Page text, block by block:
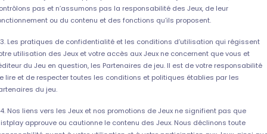
pas et n’assumons pas la responsabilité des Jeux, de leur
ou du contenu et des fonctions qu’ils proposent.
Les pratiques de confidentialité et les conditions d’utilisation qui régissent
utilisation des Jeux et votre accès aux Jeux ne concernent que vous et
du Jeu en question, les Partenaires de jeu. Il est de votre responsabilité
lire et de respecter toutes les conditions et politiques établies par les
du jeu.
Nos liens vers les Jeux et nos promotions de Jeux ne signifient pas que
approuve ou cautionne le contenu des Jeux. Nous déclinons toute